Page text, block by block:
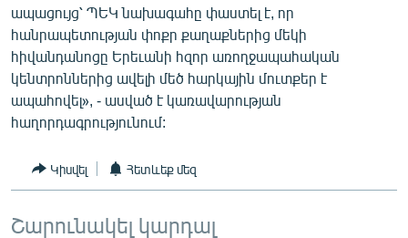
«Ազատության» բոլոր կայքերը
ապացույց՝ ՊԵԿ նախագահը փաստել է, որ
հանրապետության փոքր քաղաքներից մեկի
հիվանդանոցը Երեւանի հզոր առողջապահական
կենտրոններից ավելի մեծ հարկային մուտքեր է
ապահովել», - ասված է կառավարության
հաղորդագրությունում:
Կիսվել Հետևեք մեզ
Շարունակել կարդալ